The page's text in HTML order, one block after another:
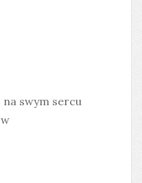
na swym sercu